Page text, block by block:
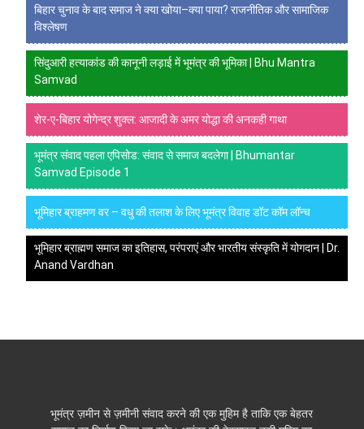
बिहार चुनाव के बाद समाज ने क्या खोया–क्या पाया? राजनीतिक और सामाजिक
विश्लेषण
सिंदुआरी हत्याकांड की कानूनी लड़ाई में भूमंत्र की भूमिका | Bhu Mantra
Samvad
शेर-ए-बिहार योगेन्द्र शुक्ल: आजादी के अमर योद्धा की अनकही गाथा
भूमंत्र संवाद पहला एपिसोड: संवाद से समाज बदलेगा | Bhumantar
Samvad Episode 1
भूमिहार ब्राहमण वर – वधु की तलाश के लिए भूमंत्र विवाह डॉट कॉम लॉन्च
भूमिहार ब्राह्मण समाज का इतिहास, परंपराएं और भारतीय संस्कृति में योगदान | Dr.
Anand Vardhan
भूमंत्र ज़मीन से ज़मीनी संवाद करने की एक मुहिम है ताकि एक बेहतर